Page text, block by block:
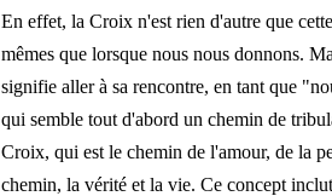
En effet, la Croix n'est rien d'autre que
mêmes que lorsque nous nous donnons.
signifie aller à sa rencontre, en tant que
qui semble tout d'abord un chemin de
Croix, qui est le chemin de l'amour, de la
chemin, la vérité et la vie. Ce concept